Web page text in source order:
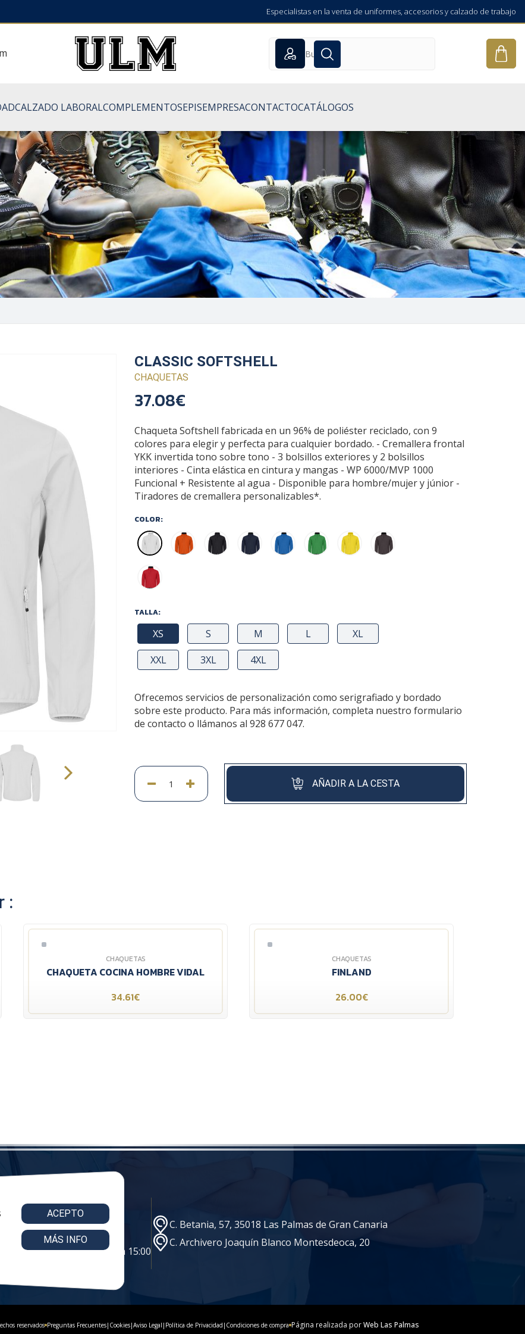
ACEPTO
MÁS INFO
Especialistas en la venta de uniformes, accesorios y calzado de trabajo
CALZADO LABORALCOMPLEMENTOSEPISEMPRESACONTACTOCATÁLOGOS
CLASSIC SOFTSHELL
CHAQUETAS
37.08€
Chaqueta Softshell fabricada en un 96% de poliéster reciclado, con 9
colores para elegir y perfecta para cualquier bordado. - Cremallera frontal
YKK invertida tono sobre tono - 3 bolsillos exteriores y 2 bolsillos
interiores - Cinta elástica en cintura y mangas - WP 6000/MVP 1000
Funcional + Resistente al agua - Disponible para hombre/mujer y júnior -
Tiradores de cremallera personalizables*.
COLOR:
TALLA:
XS S M L
XL
XXL
3XL 4XL
Ofrecemos servicios de personalización como serigrafiado y bordado
sobre este producto. Para más información, completa nuestro formulario
de contacto o llámanos al 928 677 047.
AÑADIR A LA CESTA
:
CHAQUETAS
CHAQUETA COCINA HOMBRE VIDAL
34.61€
CHAQUETAS
FINLAND
26.00€
8:00 a 16:00 | viernes: 8:00 a 15:00
C. Betania, 57, 35018 Las Palmas de Gran Canaria
C. Archivero Joaquín Blanco Montesdeoca, 20
reservados Preguntas Frecuentes| Cookies|Aviso Legal | Política de Privacidad | Condiciones de compra Página realizada porWeb Las Palmas